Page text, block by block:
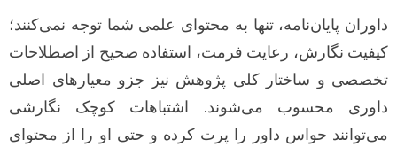
داوران پایان‌نامه، تنها به محتوای علمی شما توجه نمی‌کنند؛
کیفیت نگارش، رعایت فرمت، استفاده صحیح از اصطلاحات
تخصصی و ساختار کلی پژوهش نیز جزو معیارهای اصلی
داوری محسوب می‌شوند. اشتباهات کوچک نگارشی
می‌توانند حواس داور را پرت کرده و حتی او را از محتوای